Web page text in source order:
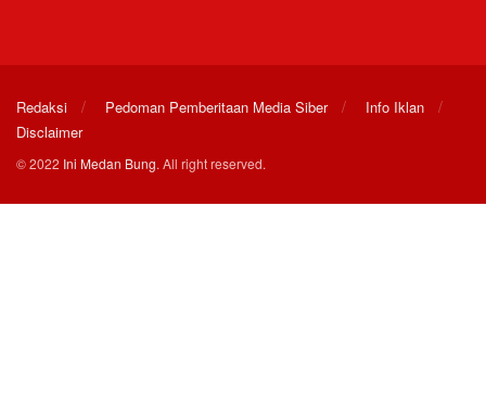
Redaksi Pedoman Pemberitaan Media Siber
Info Iklan
Disclaimer
© 2022 Ini Medan Bung. All right reserved.